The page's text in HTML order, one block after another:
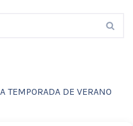
TEMPORADA DE VERANO